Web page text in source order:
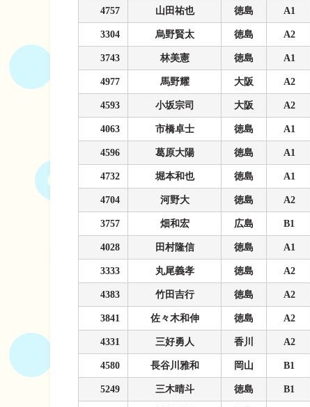
4757 山田祐也 徳島 A1
3304 烏野賢太 徳島 A2
3743 林美憲 徳島 A1
4977 馬野耀 大阪 A2
4593 小坂宗司 大阪 A2
4063 市橋卓士 徳島 A1
4596 葛原大陽 徳島 A1
4732 堀本和也 徳島 A1
4704 河野大 徳島 A2
3757 畑和宏 広島 B1
4028 田村隆信 徳島 A1
3333 丸尾義孝 徳島 A2
4383 竹田吉行 徳島 A2
3841 佐々木和伸 徳島 A2
4331 三好勇人 香川 A2
4580 長谷川雅和 岡山 B1
5249 三木晴斗 徳島 B1